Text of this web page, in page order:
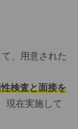
、用意された
検査と面接を
現在実施して